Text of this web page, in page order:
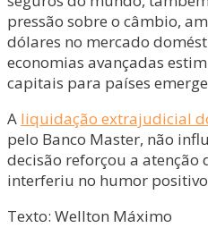
pressão sobre o câmbio,
dólares no mercado
economias avançadas
capitais para países
A liquidação extrajudicial
pelo Banco Master, não
decisão reforçou a atenção
interferiu no humor
Texto: Wellton Máximo